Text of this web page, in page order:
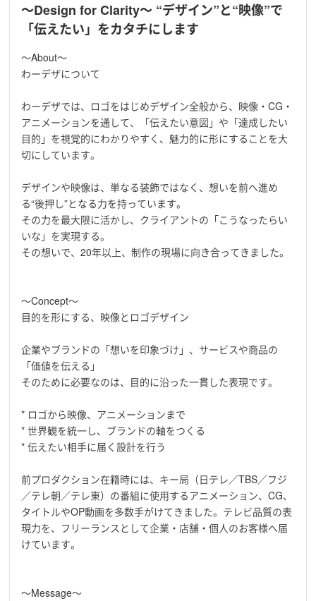
〜Design for Clarity〜 “デザイン”と“映像”で
「伝えたい」をカタチにします
〜About〜
わーデザについて
わーデザでは、ロゴをはじめデザイン全般から、映像・CG・
アニメーションを通して、「伝えたい意図」や「達成したい
目的」を視覚的にわかりやすく、魅力的に形にすることを大
切にしています。
デザインや映像は、単なる装飾ではなく、想いを前へ進め
る“後押し”となる力を持っています。
その力を最大限に活かし、クライアントの「こうなったらい
いな」を実現する。
その想いで、20年以上、制作の現場に向き合ってきました。
〜Concept〜
目的を形にする、映像とロゴデザイン
企業やブランドの「想いを印象づけ」、サービスや商品の
「価値を伝える」
そのために必要なのは、目的に沿った一貫した表現です。
* ロゴから映像、アニメーションまで
* 世界観を統一し、ブランドの軸をつくる
* 伝えたい相手に届く設計を行う
前プロダクション在籍時には、キー局（日テレ／TBS／フジ
／テレ朝／テレ東）の番組に使用するアニメーション、CG、
タイトルやOP動画を多数手がけてきました。テレビ品質の表
現力を、フリーランスとして企業・店舗・個人のお客様へ届
けています。
〜Message〜